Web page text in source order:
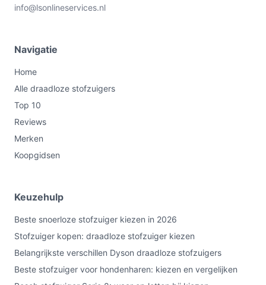
info@lsonlineservices.nl
Navigatie
Home
Alle draadloze stofzuigers
Top 10
Reviews
Merken
Koopgidsen
Keuzehulp
Beste snoerloze stofzuiger kiezen in 2026
Stofzuiger kopen: draadloze stofzuiger kiezen
Belangrijkste verschillen Dyson draadloze stofzuigers
Beste stofzuiger voor hondenharen: kiezen en vergelijken